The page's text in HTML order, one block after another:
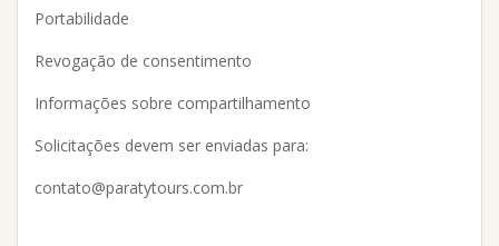
Portabilidade
Revogação de consentimento
Informações sobre compartilhamento
Solicitações devem ser enviadas para:
contato@paratytours.com.br